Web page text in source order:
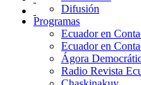
Difusión
Programas
Ecuador en
Ecuador en
Ágora
Radio Revista